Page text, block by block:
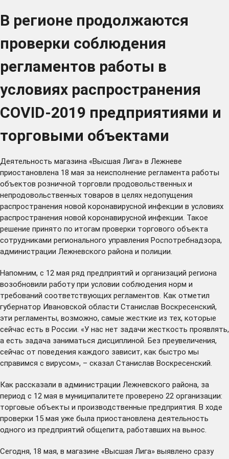
В регионе продолжаются
проверки соблюдения
регламентов работы в
условиях распространения
COVID-2019 предприятиями и
торговыми объектами
Деятельность магазина «Высшая Лига» в Лежневе
приостановлена 18 мая за неисполнение регламента работы
объектов розничной торговли продовольственных и
непродовольственных товаров в целях недопущения
распространения новой коронавирусной инфекции в условиях
распространения новой коронавирусной инфекции. Такое
решение принято по итогам проверки торгового объекта
сотрудниками регионального управления Роспотребнадзора,
администрации Лежневского района и полиции.
Напомним, с 12 мая ряд предприятий и организаций региона
возобновили работу при условии соблюдения норм и
требований соответствующих регламентов . Как отметил
губернатор Ивановской области Станислав Воскресенский,
эти регламенты, возможно, самые жесткие из тех, которые
сейчас есть в России. «У нас нет задачи жесткость проявлять,
а есть задача заниматься дисциплиной. Без преувеличения,
сейчас от поведения каждого зависит, как быстро мы
справимся с вирусом», – сказал Станислав Воскресенский.
Как рассказали в администрации Лежневского района, за
период с 12 мая в муниципалитете проверено 22 организации:
торговые объекты и производственные предприятия. В ходе
проверки 15 мая уже была приостановлена деятельность
одного из предприятий общепита, работавших на вынос.
Сегодня, 18 мая, в магазине «Высшая Лига» выявлено сразу